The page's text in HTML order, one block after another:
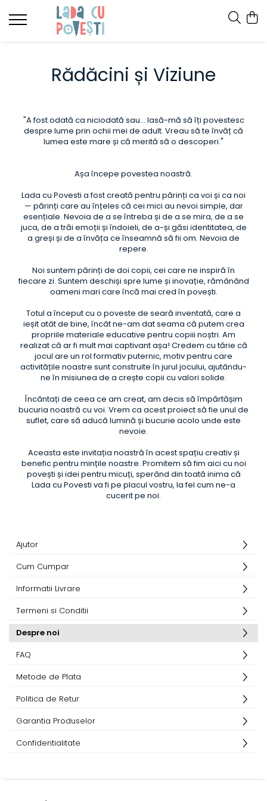
Rădăcini și Viziune
"A fost odată ca niciodată sau... lasă-mă să îți povestesc
despre lume prin ochii mei de adult. Vreau să te învăț că
lumea este mare și că merită să o descoperi."
Așa începe povestea noastră.
Lada cu Povesti a fost creată pentru părinți ca voi și ca noi
— părinți care au înțeles că cei mici au nevoi simple, dar
esențiale. Nevoia de a se întreba și de a se mira, de a se
juca, de a trăi emoții și îndoieli, de a-și găsi identitatea, de
a greși și de a învăța ce înseamnă să fii om. Nevoia de
repere.
Noi suntem părinți de doi copii, cei care ne inspiră în
fiecare zi. Suntem deschiși spre lume și inovație, rămânând
oameni mari care încă mai cred în povești.
Totul a început cu o poveste de seară inventată, care a
ieșit atât de bine, încât ne-am dat seama că putem crea
propriile materiale educative pentru copiii noștri. Am
realizat că ar fi mult mai captivant așa! Credem cu tărie că
jocul are un rol formativ puternic, motiv pentru care
activitățile noastre sunt construite în jurul jocului, ajutându-
ne în misiunea de a crește copii cu valori solide.
Încântați de ceea ce am creat, am decis să împărtășim
bucuria noastră cu voi. Vrem ca acest proiect să fie unul de
suflet, care să aducă lumină și bucurie acolo unde este
nevoie.
Aceasta este invitația noastră în acest spațiu creativ și
benefic pentru mințile noastre. Promitem să fim aici cu noi
povești și idei pentru micuți, sperând din toată inima că
Lada cu Povesti va fi pe placul vostru, la fel cum ne-a
cucerit pe noi.
Ajutor
Cum Cumpar
Informatii Livrare
Termeni si Conditii
Despre noi
FAQ
Metode de Plata
Politica de Retur
Garantia Produselor
Confidentialitate